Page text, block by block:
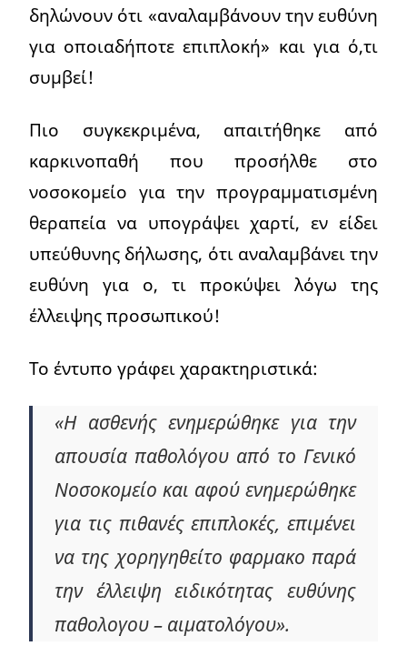
δηλώνουν ότι «αναλαμβάνουν την ευθύνη
για οποιαδήποτε επιπλοκή» και για ό,τι
συμβεί!
Πιο συγκεκριμένα, απαιτήθηκε από
καρκινοπαθή που προσήλθε στο
νοσοκομείο για την προγραμματισμένη
θεραπεία να υπογράψει χαρτί, εν είδει
υπεύθυνης δήλωσης, ότι αναλαμβάνει την
ευθύνη για ο, τι προκύψει λόγω της
έλλειψης προσωπικού!
Το έντυπο γράφει χαρακτηριστικά:
«Η ασθενής ενημερώθηκε για την
απουσία παθολόγου από το Γενικό
Νοσοκομείο και αφού ενημερώθηκε
για τις πιθανές επιπλοκές, επιμένει
να της χορηγηθείτο φαρμακο παρά
την έλλειψη ειδικότητας ευθύνης
παθολογου – αιματολόγου».